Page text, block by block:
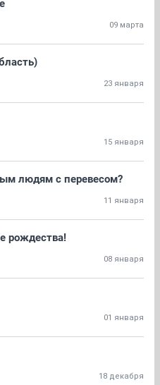
09 марта
23 января
15 января
людям с перевесом?
11 января
рождества!
08 января
01 января
18 декабря